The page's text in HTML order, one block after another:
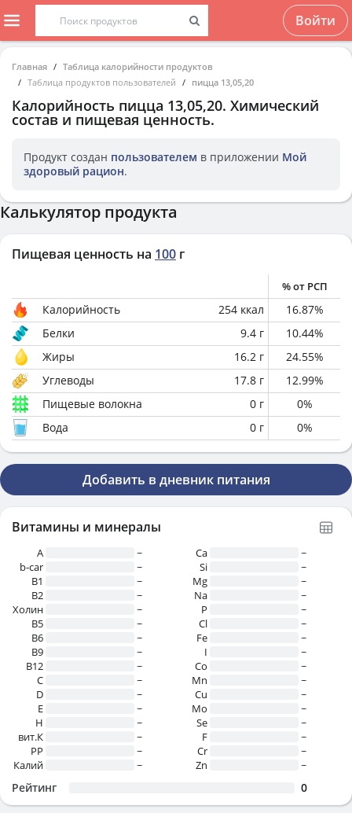
Войти
Главная
Таблица калорийности продуктов
Таблица продуктов пользователей
пицца 13,05,20
Калорийность пицца 13,05,20. Химический
состав и пищевая ценность.
Продукт создан пользователем в приложении Мой
здоровый рацион.
Калькулятор продукта
Пищевая ценность на 100 г
% от РСП
Калорийность 254 ккал 16.87%
Белки
9.4 г 10.44%
Жиры
16.2 г 24.55%
Углеводы
17.8 г 12.99%
Пищевые волокна
0 г 0%
Вода
0 г 0%
Добавить в дневник питания
Витамины и минералы
A
~
b-car
~
В1
~
B2
~
Холин
~
B5
~
B6
~
B9
~
B12
~
C
~
D
~
E
~
H
~
вит.К
~
PP
~
Калий
~
Ca
~
Si
~
Mg
~
Na
~
P
~
Cl
~
Fe
~
I
~
Co
~
Mn
~
Cu
~
Mo
~
Se
~
F
~
Cr
~
Zn
~
Рейтинг 0